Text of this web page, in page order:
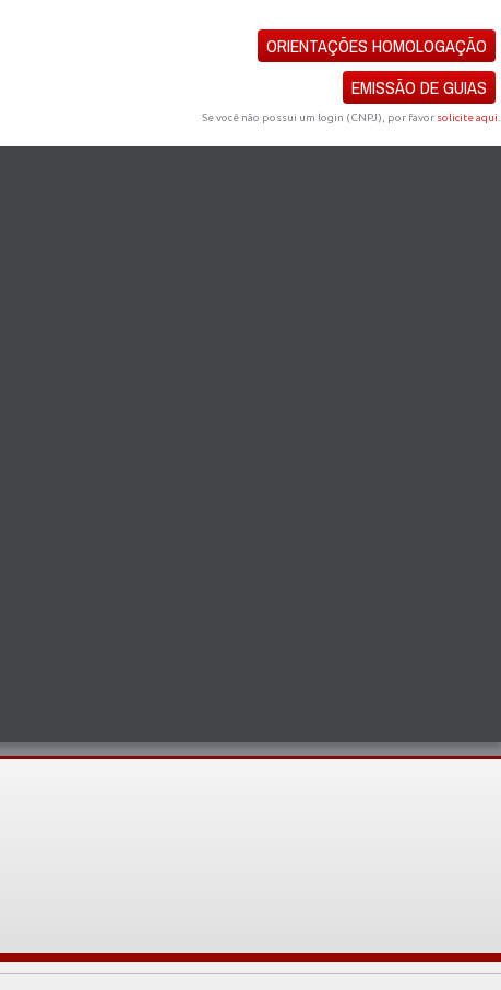
ORIENTAÇÕES HOMOLOGAÇÃO
EMISSÃO DE GUIAS
Se você não possui um login (CNPJ), por favor solicite aqui